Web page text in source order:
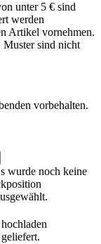
unter 5 € sind
werden
Artikel vornehmen.
sind nicht
vorbehalten.
wurde noch keine